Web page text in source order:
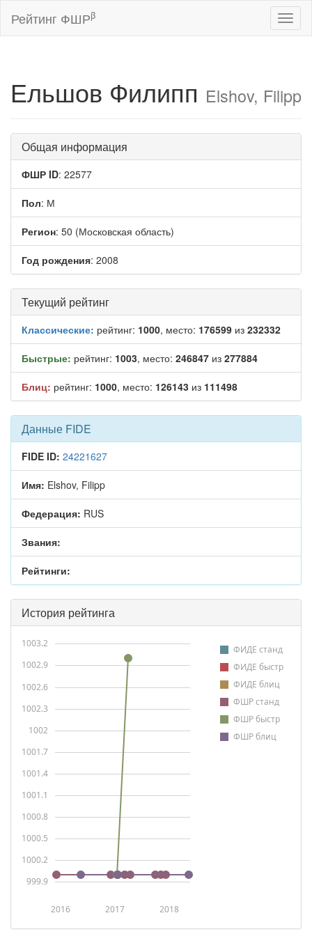
Рейтинг ФШРβ
Ельшов Филипп Elshov, Filipp
Общая информация
ФШР ID: 22577
Пол: М
Регион: 50 (Московская область)
Год рождения: 2008
Текущий рейтинг
Классические: рейтинг: 1000, место: 176599 из 232332
Быстрые: рейтинг: 1003, место: 246847 из 277884
Блиц: рейтинг: 1000, место: 126143 из 111498
Данные FIDE
FIDE ID: 24221627
Имя: Elshov, Filipp
Федерация: RUS
Звания:
Рейтинги:
История рейтинга
ФИДЕ станд
ФИДЕ быстр
ФИДЕ блиц
ФШР станд
ФШР быстр
ФШР блиц
2016 2017 2018
999.9
1000.2
1000.5
1000.8
1001.1
1001.4
1001.7
1002
1002.3
1002.6
1002.9
1003.2